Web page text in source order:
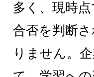
多く、現時
合否を判断
りません。